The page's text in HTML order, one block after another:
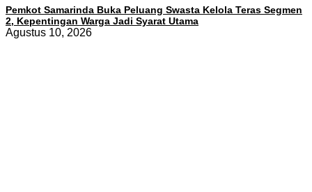
Pemkot Samarinda Buka Peluang Swasta Kelola Teras Segmen
2, Kepentingan Warga Jadi Syarat Utama
Agustus 10, 2026